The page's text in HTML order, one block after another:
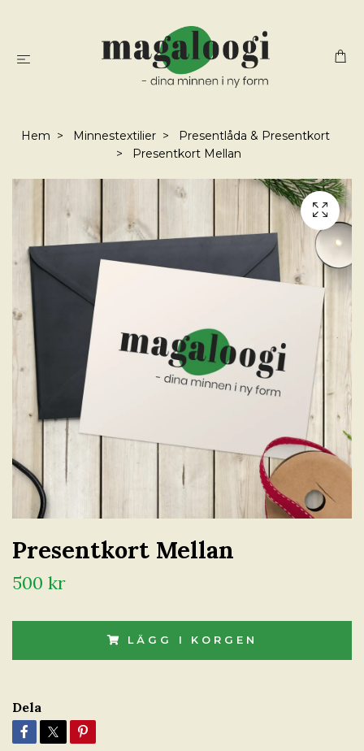
Hem Minnestextilier
Presentlåda & Presentkort
Presentkort Mellan
Presentkort Mellan
500 kr
LÄGG I KORGEN
Dela